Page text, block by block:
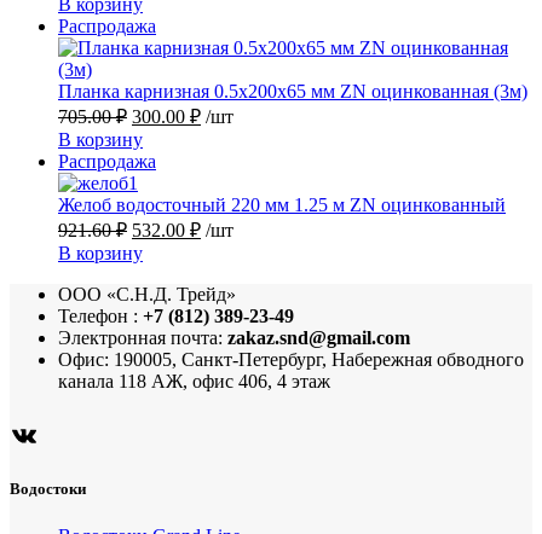
составляла
4
541.60 ₽.
В корзину
Распродажа
товар
Планка карнизная 0.5х200х65 мм ZN оцинкованная (3м)
705.00₽ Первоначальная
цена
составляла
705.00 ₽.
300.00 ₽Текущая
/шт
В корзину
Распродажа
Желоб водосточный 220 мм 1.25 м ZN оцинкованный
921.60₽ Первоначальная
цена
составляла
921.60 ₽.
532.00 ₽Текущая
/шт
В корзину
ООО «С.Н.Д. Трейд»
Телефон : +7 (812) 389-23-49
Электронная почта: zakaz.snd@gmail.com
Офис: 190005, Санкт-Петербург, Набережная обводного
канала 118 АЖ, офис 406, 4 этаж
ВКонтакте
Водостоки